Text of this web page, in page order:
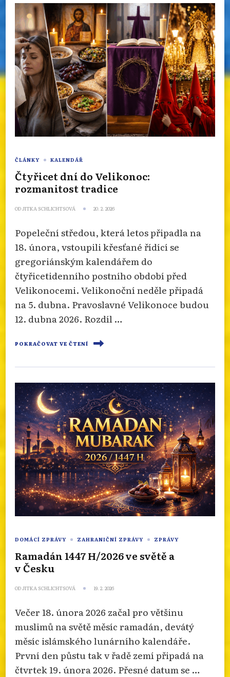
ČLÁNKY KALENDÁŘ
Čtyřicet dní do Velikonoc:
rozmanitost tradice
ODJITKA SCHLICHTSOVÁ 20. 2. 2026
Popeleční středou, která letos připadla na
18. února, vstoupili křesťané řídící se
gregoriánským kalendářem do
čtyřicetidenního postního období před
Velikonocemi. Velikonoční neděle připadá
na 5. dubna. Pravoslavné Velikonoce budou
12. dubna 2026. Rozdíl …
POKRAČOVAT VE ČTENÍ
DOMÁCÍ ZPRÁVY ZAHRANIČNÍ ZPRÁVY ZPRÁVY
Ramadán 1447 H/2026 ve světě a
v Česku
ODJITKA SCHLICHTSOVÁ 19. 2. 2026
Večer 18. února 2026 začal pro většinu
muslimů na světě měsíc ramadán, devátý
měsíc islámského lunárního kalendáře.
První den půstu tak v řadě zemí připadá na
čtvrtek 19. února 2026. Přesné datum se …